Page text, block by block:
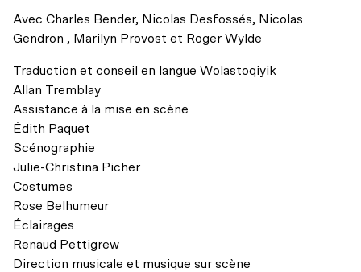
Billets du coeur Desjardins
Restos à proximité
Le bar
Avec Charles Bender, Nicolas Desfossés, Nicolas
Gendron , Marilyn Provost et Roger Wylde
Traduction et conseil en langue Wolastoqiyik
Allan Tremblay
Assistance à la mise en scène
Édith Paquet
Scénographie
Julie-Christina Picher
Costumes
Rose Belhumeur
Éclairages
Renaud Pettigrew
Direction musicale et musique sur scène